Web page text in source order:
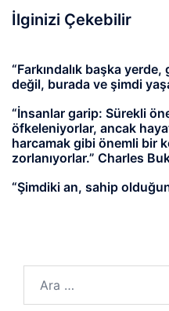
İlginizi Çekebilir
“Farkındalık başka
değil, burada ve şimdi
“İnsanlar garip: Sürekli
öfkeleniyorlar, ancak
harcamak gibi önemli bir
zorlanıyorlar.” Charles
“Şimdiki an, sahip